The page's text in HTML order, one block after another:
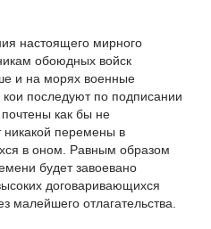
настоящего мирного
обоюдных войск
и на морях военные
последуют по подписании
как бы не
никакой перемены в
в оном. Равным образом
будет завоевано
договаривающихся
малейшего отлагательства.